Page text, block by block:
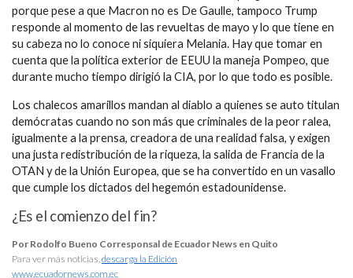
porque pese a que Macron no es De Gaulle, tampoco Trump
responde al momento de las revueltas de mayo y lo que tiene en
su cabeza no lo conoce ni siquiera Melania. Hay que tomar en
cuenta que la política exterior de EEUU la maneja Pompeo, que
durante mucho tiempo dirigió la CIA, por lo que todo es posible.
Los chalecos amarillos mandan al diablo a quienes se auto titulan
demócratas cuando no son más que criminales de la peor ralea,
igualmente a la prensa, creadora de una realidad falsa, y exigen
una justa redistribución de la riqueza, la salida de Francia de la
OTAN y de la Unión Europea, que se ha convertido en un vasallo
que cumple los dictados del hegemón estadounidense.
¿Es el comienzo del fin?
Por Rodolfo Bueno Corresponsal de Ecuador News en Quito
Para ver más noticias, descarga la Edición
www.ecuadornews.com.ec